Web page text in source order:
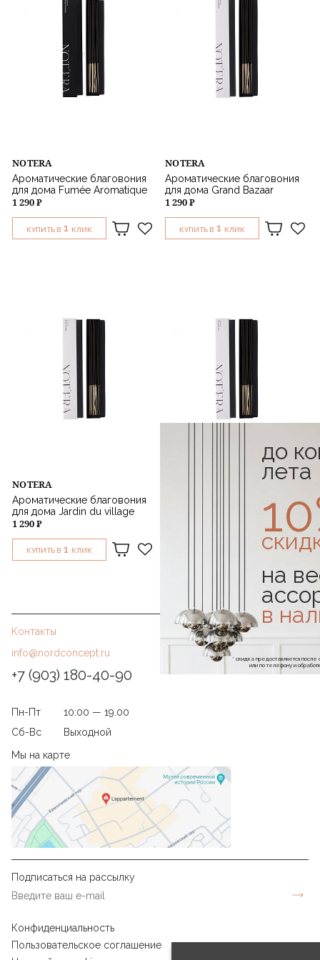
NOTERA
Ароматические благовония
для дома Fumée Aromatique
1 290 ₽
КУПИТЬ В 1 КЛИК
NOTERA
Ароматические благовония
для дома Grand Bazaar
1 290 ₽
КУПИТЬ В 1 КЛИК
NOTERA
Ароматические благовония
для дома Jardin du village
1 290 ₽
КУПИТЬ В 1 КЛИК
Ароматические благовония
для дома Richmond Park
до
лета
на
в
* скидка предоставляется
или по телефону и
Контакты
info@nordconcept.ru
+7 (903) 180-40-90
Пн-Пт
10:00 — 19.00
Сб-Вс
Выходной
Мы на карте
Подписаться на рассылку
Конфиденциальность
Пользовательское соглашение